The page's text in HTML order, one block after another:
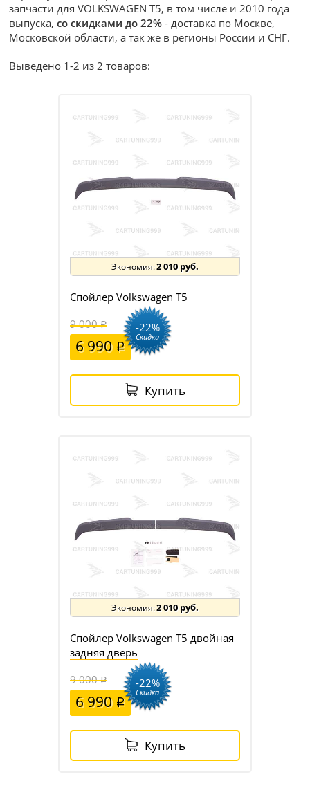
запчасти для VOLKSWAGEN T5, в том числе и 2010 года
выпуска,со скидками до 22% - доставка по Москве,
Московской области, а так же в регионы России и СНГ.
Выведено 1-2 из 2 товаров:
2 010 руб.
Спойлер Volkswagen T5
9 000
6 990
-22%
Скидка
Купить
2 010 руб.
Спойлер Volkswagen T5 двойная
задняя дверь
9 000
6 990
-22%
Скидка
Купить